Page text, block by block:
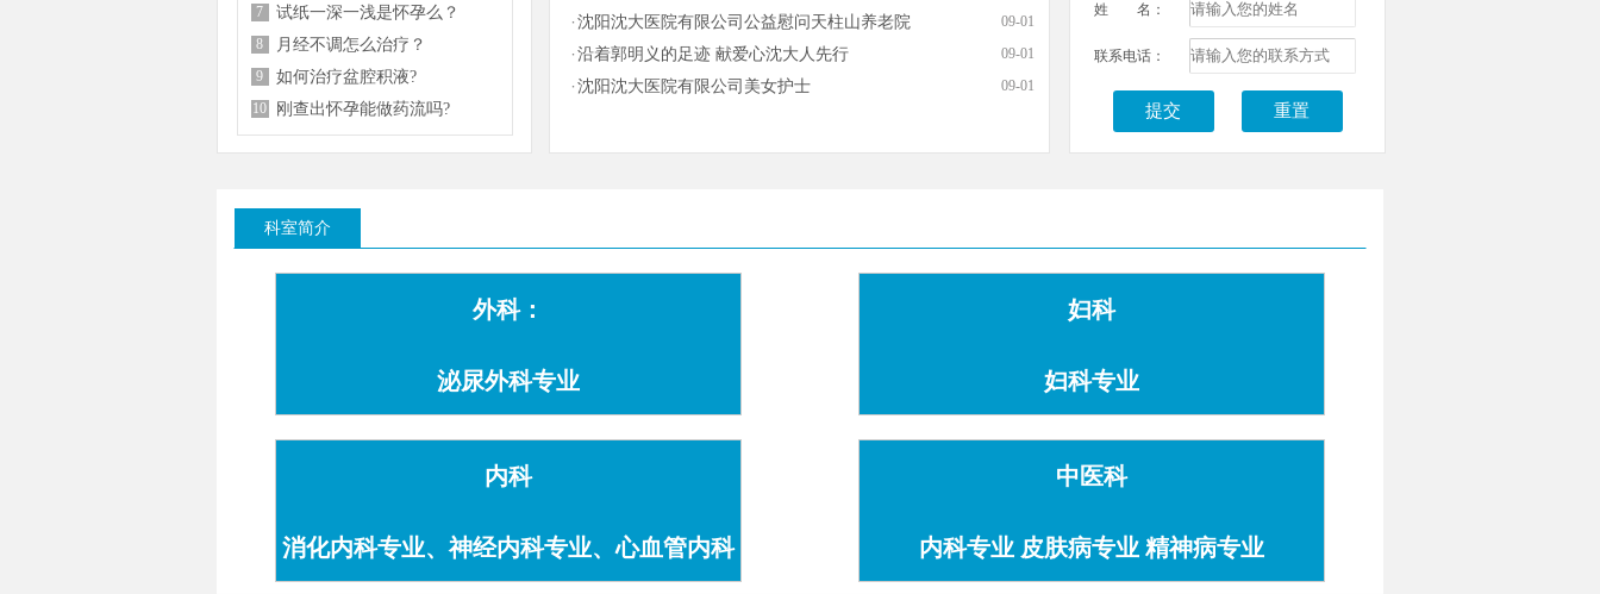
7 试纸一深一浅是怀孕么？
8 月经不调怎么治疗？
9 如何治疗盆腔积液?
10 刚查出怀孕能做药流吗?
沈阳沈大医院有限公司公益慰问天柱山养老院 09-01
沿着郭明义的足迹 献爱心沈大人先行 09-01
沈阳沈大医院有限公司美女护士 09-01
姓 名：
联系电话：
科室简介
外科：
泌尿外科专业
妇科
妇科专业
内科
消化内科专业、神经内科专业、心血管内科
中医科
内科专业 皮肤病专业 精神病专业